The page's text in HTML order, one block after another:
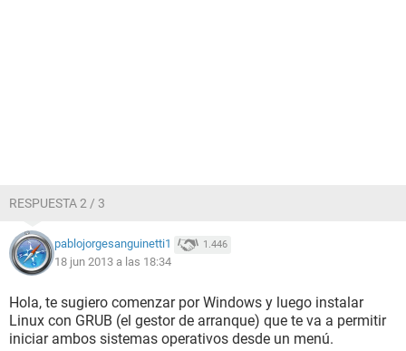
RESPUESTA 2 / 3
pablojorgesanguinetti1 1.446
18 jun 2013 a las 18:34
Hola, te sugiero comenzar por Windows y luego instalar
Linux con GRUB (el gestor de arranque) que te va a permitir
iniciar ambos sistemas operativos desde un menú.